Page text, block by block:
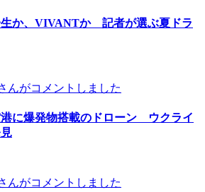
生か、VIVANTか 記者が選ぶ夏ドラ
んがコメントしました
港に爆発物搭載のドローン ウクライ
んがコメントしました